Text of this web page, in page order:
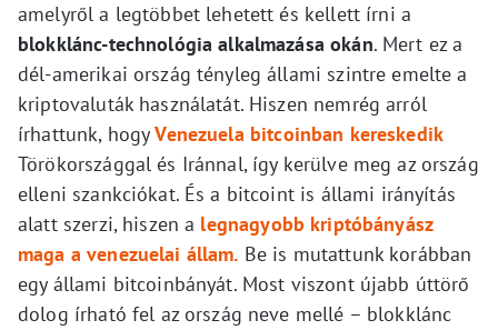
amelyről a legtöbbet lehetett és kellett írni a
blokklánc-technológia alkalmazása okán. Mert ez a
dél-amerikai ország tényleg állami szintre emelte a
kriptovaluták használatát. Hiszen nemrég arról
írhattunk, hogyVenezuela bitcoinban kereskedik
Törökországgal és Iránnal, így kerülve meg az ország
elleni szankciókat. És a bitcoint is állami irányítás
alatt szerzi, hiszen a legnagyobb kriptóbányász
maga a venezuelai állam. Be is mutattunk korábban
egy állami bitcoinbányát. Most viszont újabb úttörő
dolog írható fel az ország neve mellé – blokklánc